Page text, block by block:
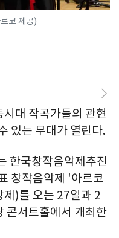
코 제공)
대 작곡가들의 관현
있는 무대가 열린다.
한국창작음악제추진
창작음악제 '아르코
)를 오는 27일과 2
콘서트홀에서 개최한